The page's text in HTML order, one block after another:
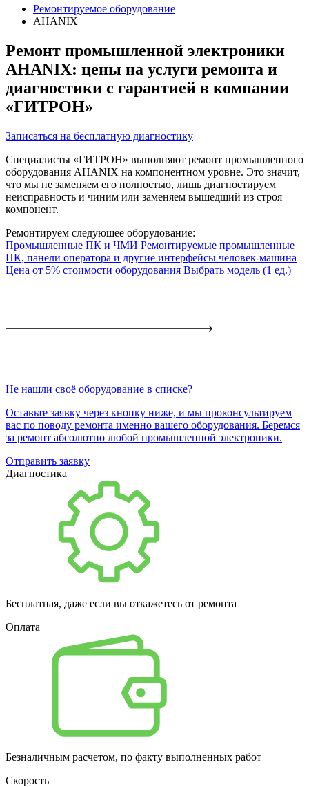
Ремонтируемое оборудование
AHANIX
Ремонт промышленной электроники
AHANIX: цены на услуги ремонта и
диагностики с гарантией в компании
«ГИТРОН»
Записаться на бесплатную диагностику
Специалисты «ГИТРОН» выполняют ремонт промышленного
оборудования AHANIX на компонентном уровне. Это значит,
что мы не заменяем его полностью, лишь диагностируем
неисправность и чиним или заменяем вышедший из строя
компонент.
Ремонтируем следующее оборудование:
Промышленные ПК и ЧМИ Ремонтируемые промышленные
ПК, панели оператора и другие интерфейсы человек-машина
Цена от 5% стоимости оборудования Выбрать модель (1 ед.)
Не нашли своё оборудование в списке?
Оставьте заявку через кнопку ниже, и мы проконсультируем
вас по поводу ремонта именно вашего оборудования. Беремся
за ремонт абсолютно любой промышленной электроники.
Отправить заявку
Диагностика
Бесплатная, даже если вы откажетесь от ремонта
Оплата
Безналичным расчетом, по факту выполненных работ
Скорость